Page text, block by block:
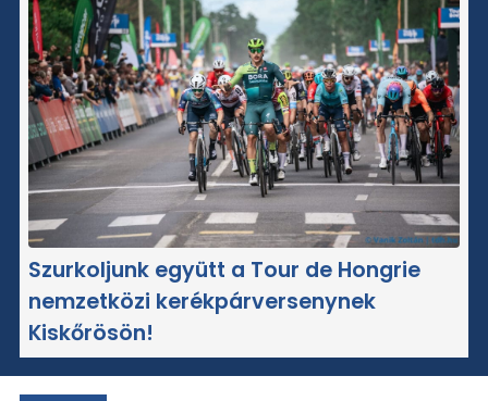
Szurkoljunk együtt a Tour de Hongrie
nemzetközi kerékpárversenynek
Kiskőrösön!